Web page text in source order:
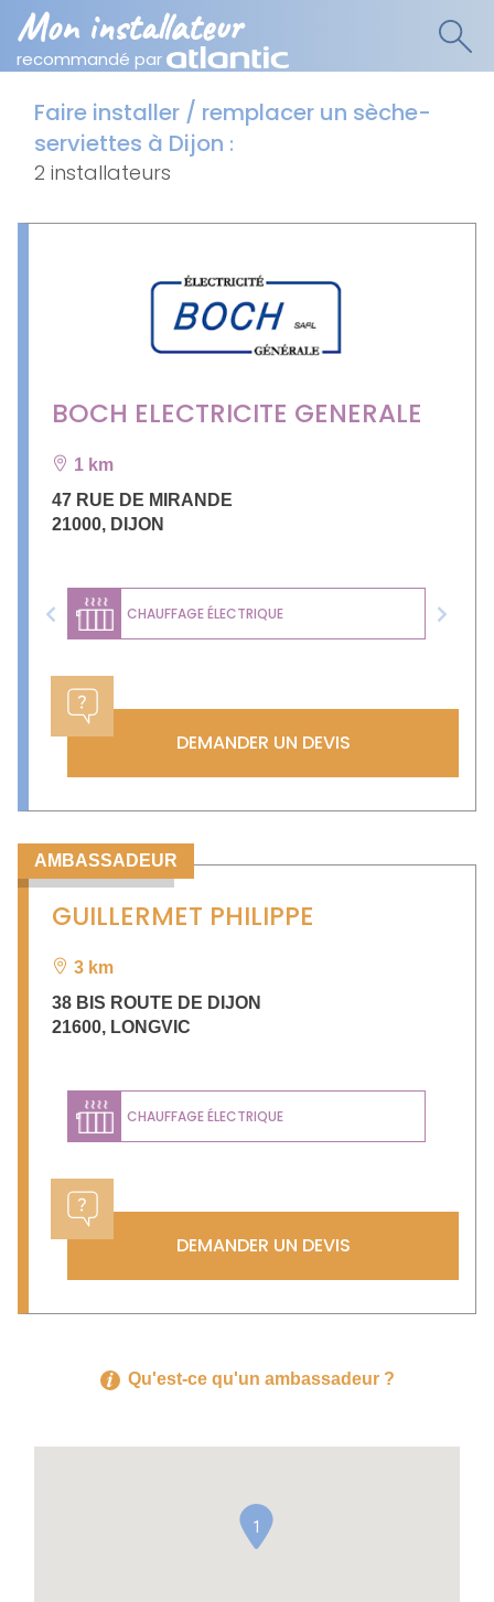
Mon installateur
recommandé par
Faire installer / remplacer un sèche-
serviettes à Dijon :
2 installateurs
BOCH ELECTRICITE GENERALE
1 km
47 RUE DE MIRANDE
21000, DIJON
CHAUFFAGE ÉLECTRIQUE
Previous Next
DEMANDER UN DEVIS
AMBASSADEUR
GUILLERMET PHILIPPE
3 km
38 BIS ROUTE DE DIJON
21600, LONGVIC
CHAUFFAGE ÉLECTRIQUE
DEMANDER UN DEVIS
Qu'est-ce qu'un ambassadeur ?
1